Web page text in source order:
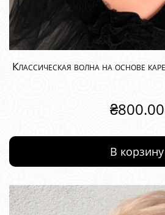
Классическая волна на основе
₴800.00
В корзину